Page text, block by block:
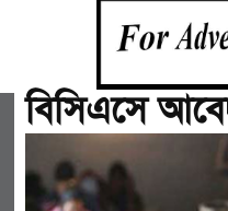
বিসিএসে